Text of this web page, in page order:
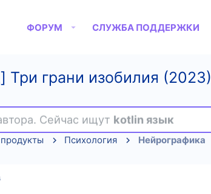
ФОРУМ СЛУЖБА ПОДДЕРЖКИ
грани изобилия (2023)
Сейчас ищут kotlin язык
Психология Нейрографика